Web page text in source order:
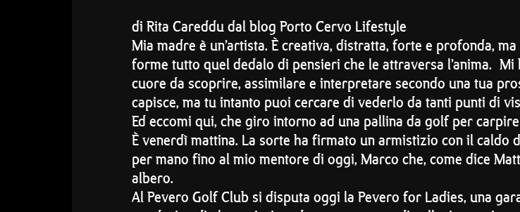
di Rita Careddu dal blog Porto Cervo Lifestyle
Mia madre è un’artista. È creativa, distratta, forte e profonda,
forme tutto quel dedalo di pensieri che le attraversa l’anima. Mi
cuore da scoprire, assimilare e interpretare secondo una tua
capisce, ma tu intanto puoi cercare di vederlo da tanti punti di
Ed eccomi qui, che giro intorno ad una pallina da golf per
È venerdì mattina. La sorte ha firmato un armistizio con il caldo
per mano fino al mio mentore di oggi, Marco che, come dice
albero.
Al Pevero Golf Club si disputa oggi la Pevero for Ladies, una